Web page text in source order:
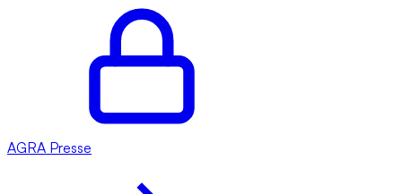
AGRA Presse